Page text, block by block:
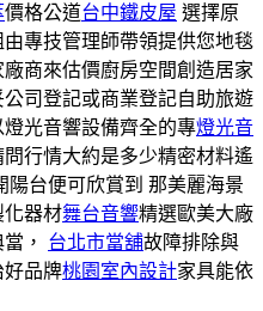
價格公道台中鐵皮屋 選擇原
專技管理師帶領提供您地毯
商來估價廚房空間創造居家
公司登記或商業登記自助旅遊
燈光音響設備齊全的專燈光音
行情大約是多少精密材料遙
陽台便可欣賞到 那美麗海景
化器材舞台音響精選歐美大廠
， 台北市當舖故障排除與
好品牌桃園室內設計家具能依